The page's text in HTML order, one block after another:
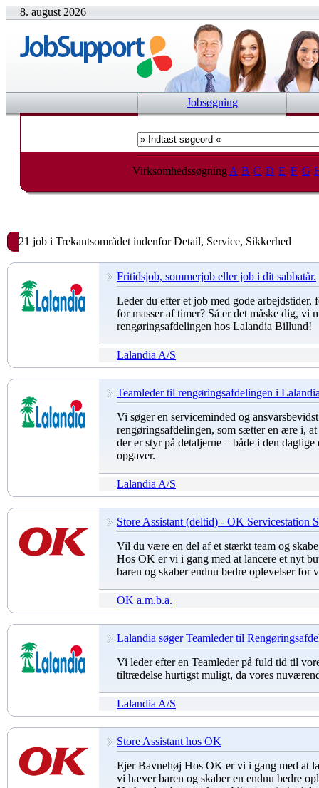
8. august 2026
Jobsøgning
Virksomhedssøgning A B C D E F G
21 job i Trekantsområdet indenfor Detail, Service, Sikkerhed
Fritidsjob, sommerjob eller job i dit sabbatår.
Leder du efter et job med gode arbejdstider,
for masser af timer? Så er det måske dig, vi
rengøringsafdelingen hos Lalandia Billund!
Lalandia A/S
Teamleder til rengøringsafdelingen i
Vi søger en serviceminded og
rengøringsafdelingen, som sætter en ære i,
der er styr på detaljerne – både i den
opgaver.
Lalandia A/S
Store Assistant (deltid) - OK Servicestation
Vil du være en del af et stærkt team og
Hos OK er vi i gang med at lancere et nyt
baren og skaber endnu bedre oplevelser for
OK a.m.b.a.
Lalandia søger Teamleder til
Vi leder efter en Teamleder på fuld tid til
tiltrædelse hurtigst muligt, da vores
Lalandia A/S
Store Assistant hos OK
Ejer Bavnehøj Hos OK er vi i gang med at
vi hæver baren og skaber en endnu bedre